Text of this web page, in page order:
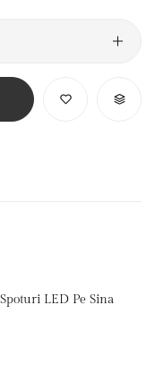
Spoturi LED Pe Sina